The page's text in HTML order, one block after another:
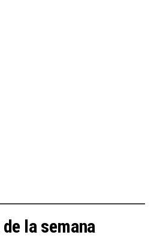
la semana